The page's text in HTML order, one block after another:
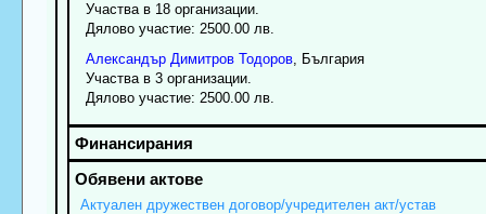
Участва в 18 организации.
Дялово участие: 2500.00 лв.
Александър Димитров Тодоров, България
Участва в 3 организации.
Дялово участие: 2500.00 лв.
Актуален дружествен договор/учредителен акт/устав